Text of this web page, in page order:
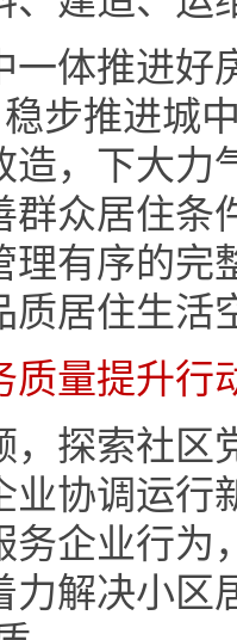
体推进好
步推进城
造，下大力
群众居住
理有序的
质居住生活
量提升行
探索社区
业协调运行
务企业行
解决小区